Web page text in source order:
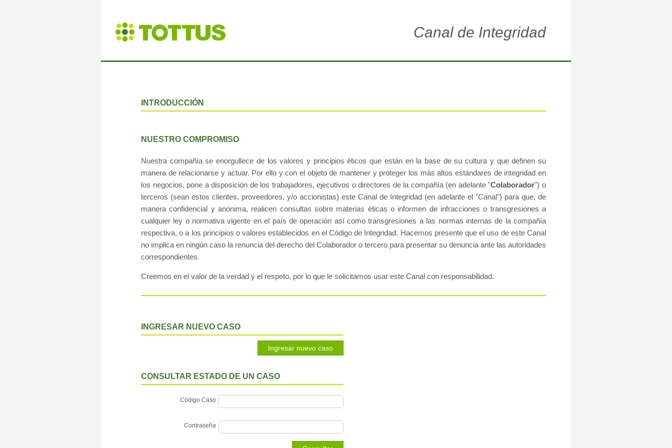
Canal de Integridad
INTRODUCCIÓN
NUESTRO COMPROMISO
Nuestra compañía se enorgullece de los valores y principios éticos que están en la base de su cultura y que definen su
manera de relacionarse y actuar. Por ello y con el objeto de mantener y proteger los más altos estándares de integridad en
los negocios, pone a disposición de los trabajadores, ejecutivos o directores de la compañía (en adelante "Colaborador") o
terceros (sean estos clientes, proveedores, y/o accionistas) este Canal de Integridad (en adelante el "Canal") para que, de
manera confidencial y anónima, realicen consultas sobre materias éticas o informen de infracciones o transgresiones a
cualquier ley o normativa vigente en el país de operación así como transgresiones a las normas internas de la compañía
respectiva, o a los principios o valores establecidos en el Código de Integridad. Hacemos presente que el uso de este Canal
no implica en ningún caso la renuncia del derecho del Colaborador o tercero para presentar su denuncia ante las autoridades
correspondientes.
Creemos en el valor de la verdad y el respeto, por lo que le solicitamos usar este Canal con responsabilidad.
INGRESAR NUEVO CASO
CONSULTAR ESTADO DE UN CASO
Código Caso
Contraseña